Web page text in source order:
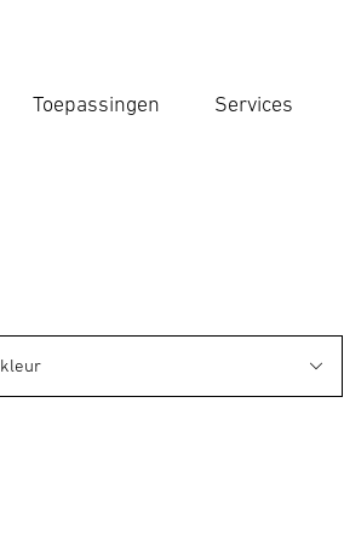
Toepassingen Services
kleur